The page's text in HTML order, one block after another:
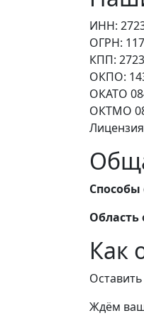
ИНН:
ОГРН:
КПП:
ОКПО:
ОКАТО
ОКТМО
Область
Как
Ждём